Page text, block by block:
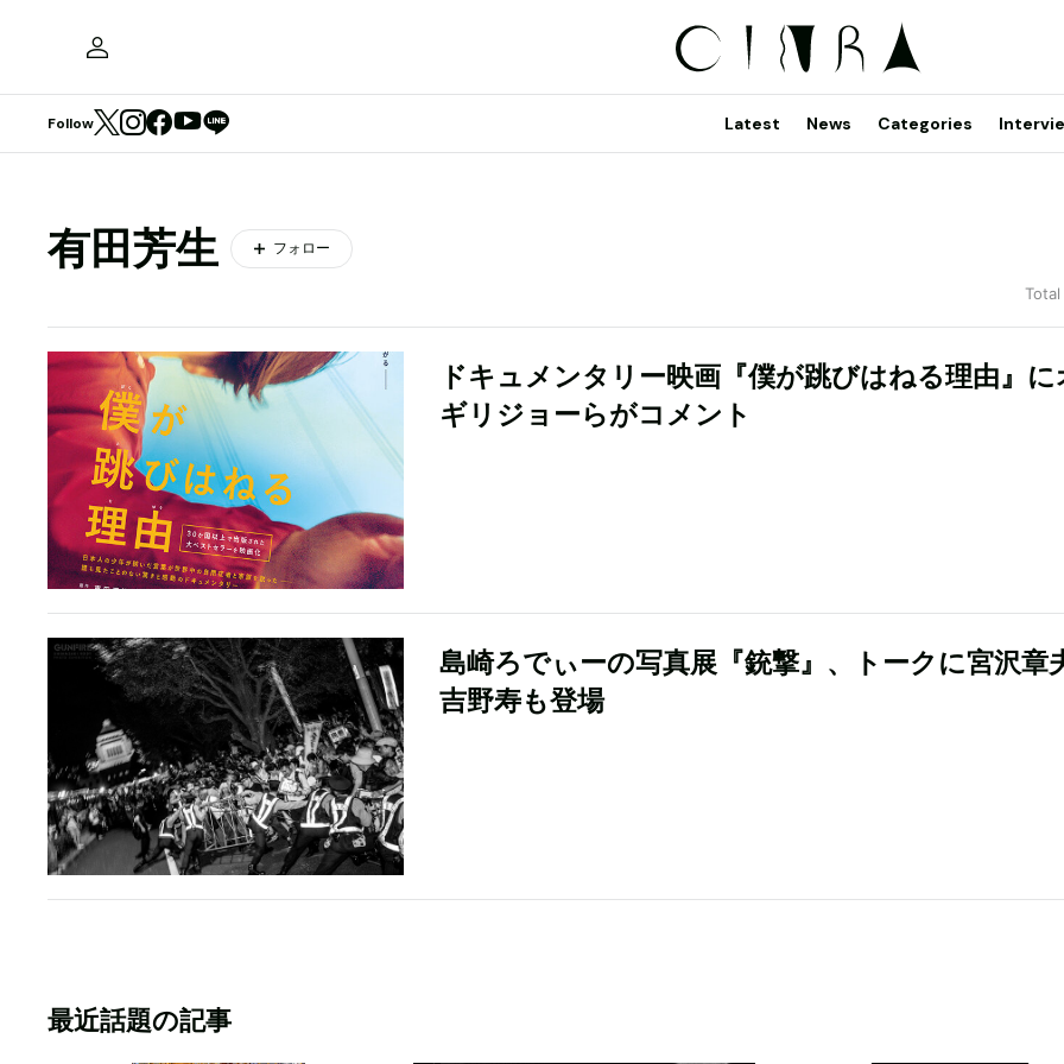
Follow Latest News Categories
有田芳生 フォロー
ドキュメンタリー映画『僕が跳びはねる理由』
ギリジョーらがコメント
島崎ろでぃーの写真展『銃撃』、トークに宮沢章
吉野寿も登場
最近話題の記事